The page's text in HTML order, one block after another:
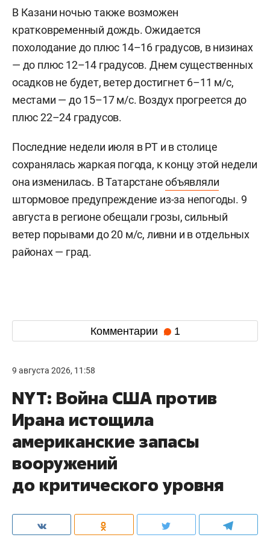
В Казани ночью также возможен
кратковременный дождь. Ожидается
похолодание до плюс 14–16 градусов, в низинах
— до плюс 12–14 градусов. Днем существенных
осадков не будет, ветер достигнет 6–11 м/c,
местами — до 15–17 м/с. Воздух прогреется до
плюс 22–24 градусов.
Последние недели июля в РТ и в столице
сохранялась жаркая погода, к концу этой недели
она изменилась. В Татарстанеобъявляли
штормовое предупреждение из-за непогоды. 9
августа в регионе обещали грозы, сильный
ветер порывами до 20 м/с, ливни и в отдельных
районах — град.
Комментарии 1
9 августа 2026, 11:58
NYT: Война США против
Ирана истощила
американские запасы
вооружений
до критического уровня